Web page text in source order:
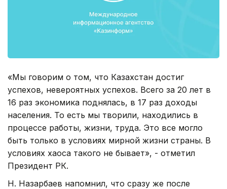
«Мы говорим о том, что Казахстан достиг
успехов, невероятных успехов. Всего за 20 лет в
16 раз экономика поднялась, в 17 раз доходы
населения. То есть мы творили, находились в
процессе работы, жизни, труда. Это все могло
быть только в условиях мирной жизни страны. В
условиях хаоса такого не бывает», - отметил
Президент РК.
Н. Назарбаев напомнил, что сразу же после